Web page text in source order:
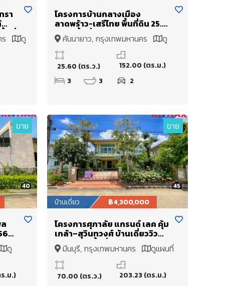
รา
นที่
ลา ดู
โครงการบ้านกลางเมือง
ลาดพร้าว-เสรีไทย พื้นที่ดิน 25.6
ตร.ว. พื้นที่ใช้สอย 152 ตร.ม. ทาวน์
โฮม 3 ชั้น บ้านหลังมุม ใกล้
รร.ทรงวิทย์ศึกษา, สวนสยาม,
ถนนวงแหวนตะวันออก
คันนายาว, กรุงเทพมหานคร
ดู
แผนที่
25.60 (ตร.ว.)
152.00 (ตร.ม.)
3
3 2
40
ขาย
อดู
.ม.)
45
ขาย
บ้านเดี่ยว ฿4,300,000
โครงการศุภาลัย แกรนด์ เลค คุ้ม
เกล้า–สุวินทวงศ์ บ้านเดี่ยววิว
ทะเลสาบ เนื้อที่ 70 ตารางวา ใกล้
วิทยาลัยเทคนิคกาญจนาภิเษกม
หานคร, สนามบินสุวรรณภูมิ และ
แอร์พอร์ตลิงค์ สถานีร่มเกล้า
มีนบุรี, กรุงเทพมหานคร ดูแผนที่
70.00 (ตร.ว.)
203.23 (ตร.ม.)